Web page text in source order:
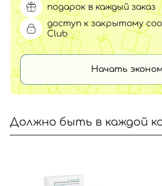
подарок в каждый заказ
доступ к закрытому
Club
Начать
Должно быть в каждой